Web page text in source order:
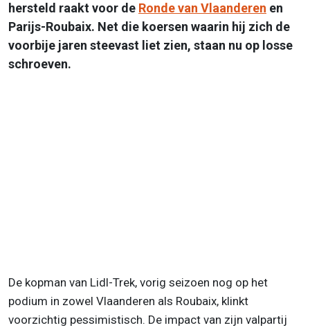
hersteld raakt voor de Ronde van Vlaanderen en
Parijs-Roubaix. Net die koersen waarin hij zich de
voorbije jaren steevast liet zien, staan nu op losse
schroeven.
De kopman van Lidl-Trek, vorig seizoen nog op het
podium in zowel Vlaanderen als Roubaix, klinkt
voorzichtig pessimistisch. De impact van zijn valpartij